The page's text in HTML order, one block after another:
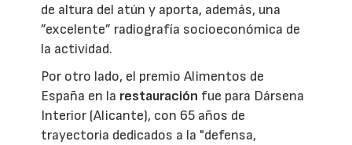
de altura del atún y aporta, además, una
”excelente” radiografía socioeconómica de
la actividad.
Por otro lado, el premio Alimentos de
España en la restauración fue para Dársena
Interior (Alicante), con 65 años de
trayectoria dedicados a la "defensa,